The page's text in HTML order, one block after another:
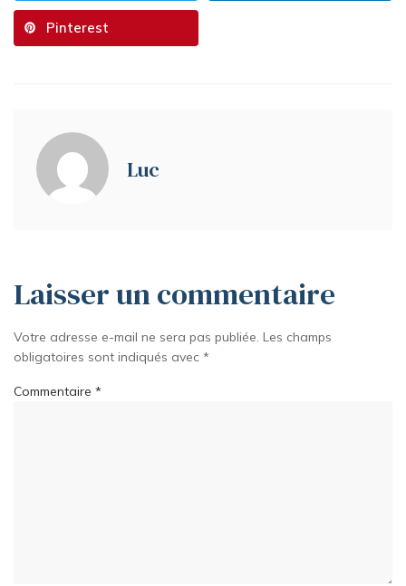
Pinterest
Luc
Laisser un commentaire
Votre adresse e-mail ne sera pas publiée. Les champs
obligatoires sont indiqués avec *
Commentaire *